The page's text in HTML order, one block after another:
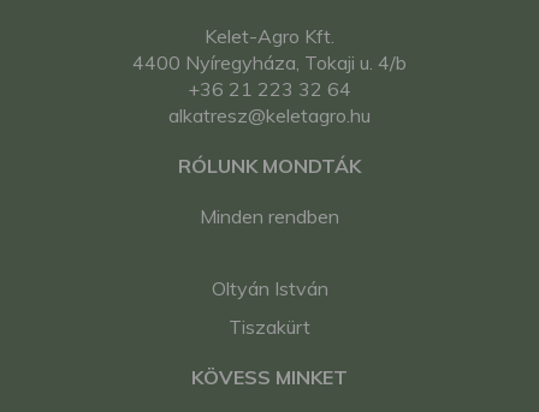
Kelet-Agro Kft.
4400 Nyíregyháza, Tokaji u. 4/b
+36 21 223 32 64
alkatresz@keletagro.hu
RÓLUNK MONDTÁK
Minden rendben
Oltyán István
Tiszakürt
KÖVESS MINKET